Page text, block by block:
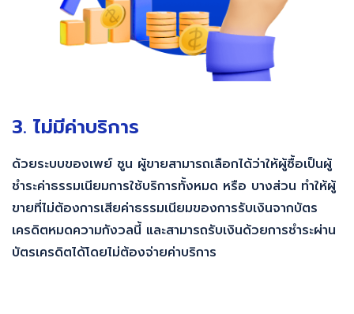
3. ไม่มีค่าบริการ
ด้วยระบบของเพย์ ซูน ผู้ขายสามารถเลือกได้ว่าให้ผู้ซื้อเป็นผู้
ชำระค่าธรรมเนียมการใช้บริการทั้งหมด หรือ บางส่วน ทำให้ผู้
ขายที่ไม่ต้องการเสียค่าธรรมเนียมของการรับเงินจากบัตร
เครดิตหมดความกังวลนี้ และสามารถรับเงินด้วยการชำระผ่าน
บัตรเครดิตได้โดยไม่ต้องจ่ายค่าบริการ